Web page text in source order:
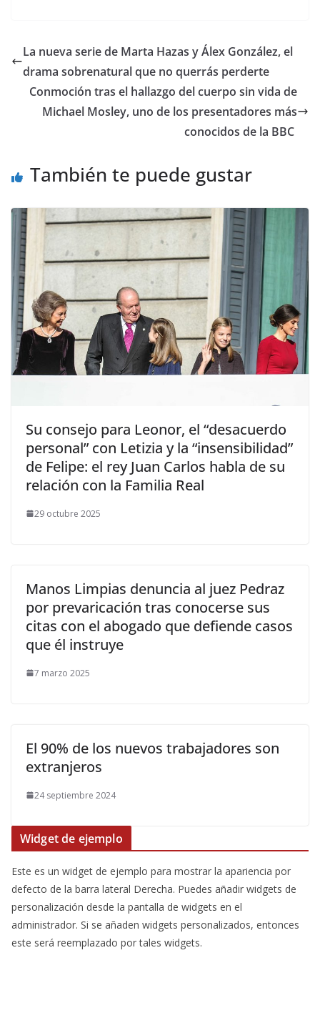
​La nueva serie de Marta Hazas y Álex González, el
drama sobrenatural que no querrás perderte
​Conmoción tras el hallazgo del cuerpo sin vida de
Michael Mosley, uno de los presentadores más
conocidos de la BBC
También te puede gustar
​Su consejo para Leonor, el “desacuerdo
personal” con Letizia y la “insensibilidad”
de Felipe: el rey Juan Carlos habla de su
relación con la Familia Real
29 octubre 2025
Manos Limpias denuncia al juez Pedraz
por prevaricación tras conocerse sus
citas con el abogado que defiende casos
que él instruye
7 marzo 2025
El 90% de los nuevos trabajadores son
extranjeros
24 septiembre 2024
Widget de ejemplo
Este es un widget de ejemplo para mostrar la apariencia por
defecto de la barra lateral Derecha. Puedes añadir widgets de
personalización desde la pantalla de widgets en el
administrador. Si se añaden widgets personalizados, entonces
este será reemplazado por tales widgets.